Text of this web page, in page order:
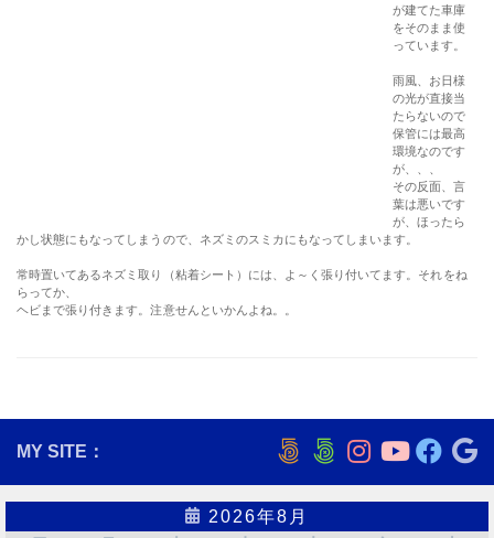
が建てた車庫
をそのまま使
っています。
雨風、お日様
の光が直接当
たらないので
保管には最高
環境なのです
が、、、
その反面、言
葉は悪いです
が、ほったら
かし状態にもなってしまうので、ネズミのスミカにもなってしまいます。
常時置いてあるネズミ取り（粘着シート）には、よ～く張り付いてます。それをね
らってか、
ヘビまで張り付きます。注意せんといかんよね。。
MY SITE：
2026年8月